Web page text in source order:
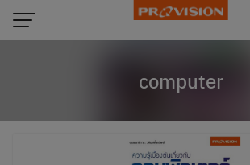
Skip
computer
modal-check